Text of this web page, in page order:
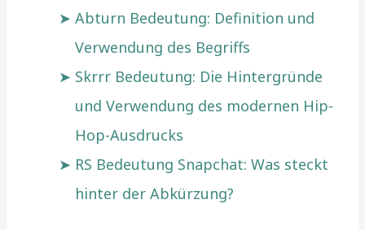
Abturn Bedeutung: Definition und
Verwendung des Begriffs
Skrrr Bedeutung: Die Hintergründe
und Verwendung des modernen Hip-
Hop-Ausdrucks
RS Bedeutung Snapchat: Was steckt
hinter der Abkürzung?